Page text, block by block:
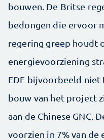
bouwen. De Britse
bedongen die ervoor
regering greep houdt
energievoorziening
EDF bijvoorbeeld niet
bouw van het project
aan de Chinese GNC.
voorzien in 7% van